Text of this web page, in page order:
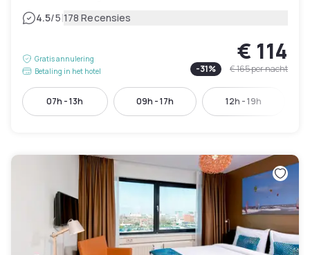
4.5/5|178 Recensies
Gratis annulering
Betaling in het hotel
€ 114
-31% € 165per nacht
07h - 13h 09h - 17h 12h - 19h